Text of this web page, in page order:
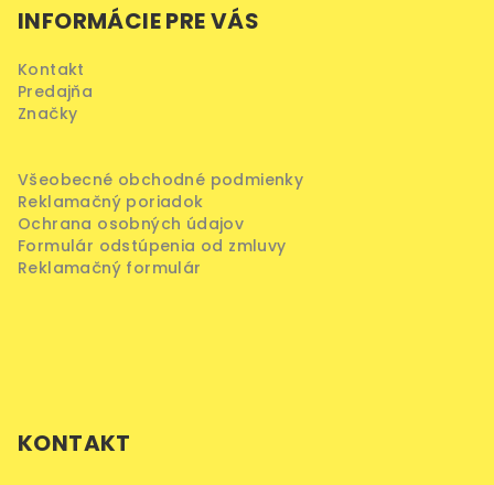
INFORMÁCIE PRE VÁS
Kontakt
Predajňa
Značky
Všeobecné obchodné podmienky
Reklamačný poriadok
Ochrana osobných údajov
Formulár odstúpenia od zmluvy
Reklamačný formulár
KONTAKT